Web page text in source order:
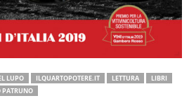
LUPO ILQUARTOPOTERE.IT LETTURA
LIBRI
PATRUNO